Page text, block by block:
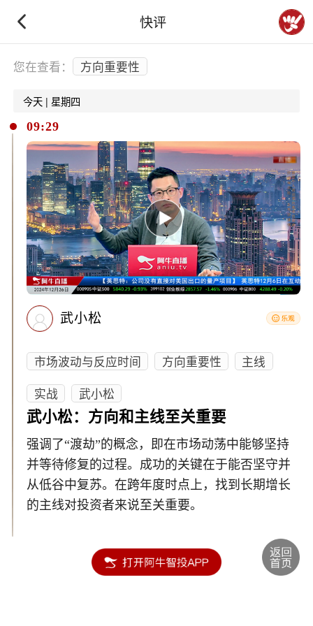
快评
下拉刷新
您在查看： 方向重要性
今天 | 星期四
09:29
武小松
市场波动与反应时间 方向重要性
主线
实战
武小松
武小松：方向和主线至关重要
强调了“渡劫”的概念，即在市场动荡中能够坚持
并等待修复的过程。成功的关键在于能否坚守并
从低谷中复苏。在跨年度时点上，找到长期增长
的主线对投资者来说至关重要。